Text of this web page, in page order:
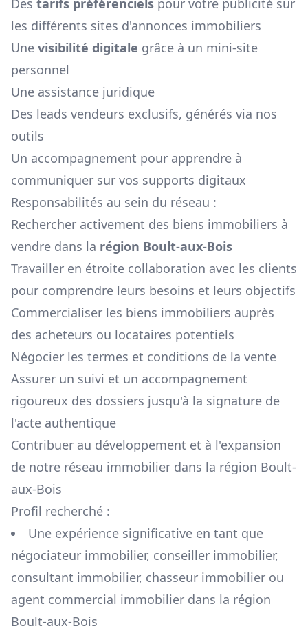
Des tarifs préférenciels pour votre publicité sur
les différents sites d'annonces immobiliers
Une visibilité digitale grâce à un mini-site
personnel
Une assistance juridique
Des leads vendeurs exclusifs, générés via nos
outils
Un accompagnement pour apprendre à
communiquer sur vos supports digitaux
Responsabilités au sein du réseau :
Rechercher activement des biens immobiliers à
vendre dans la région Boult-aux-Bois
Travailler en étroite collaboration avec les clients
pour comprendre leurs besoins et leurs objectifs
Commercialiser les biens immobiliers auprès
des acheteurs ou locataires potentiels
Négocier les termes et conditions de la vente
Assurer un suivi et un accompagnement
rigoureux des dossiers jusqu'à la signature de
l'acte authentique
Contribuer au développement et à l'expansion
de notre réseau immobilier dans la région Boult-
aux-Bois
Profil recherché :
Une expérience significative en tant que
négociateur immobilier, conseiller immobilier,
consultant immobilier, chasseur immobilier ou
agent commercial immobilier dans la région
Boult-aux-Bois